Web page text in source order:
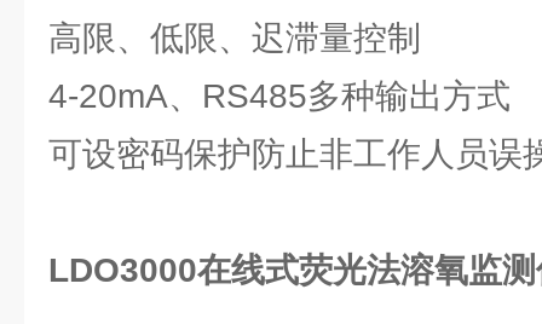
高限、低限、迟滞量控制
4-20mA、RS485多种输出方式
可设密码保护防止非工作人员误
LDO3000在线式荧光法溶氧监